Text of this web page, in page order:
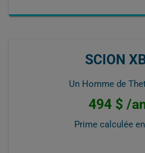
SCION
Un Homme de
494 $ /
Prime calculée en